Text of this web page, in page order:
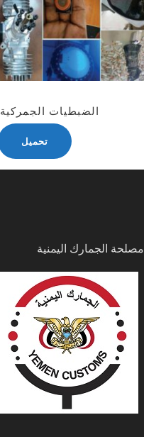
الضبطيات الجمركية 2025
تحميل
مصلحة الجمارك اليمنية